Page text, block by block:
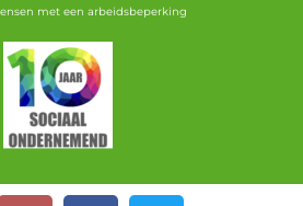
met een arbeidsbeperking